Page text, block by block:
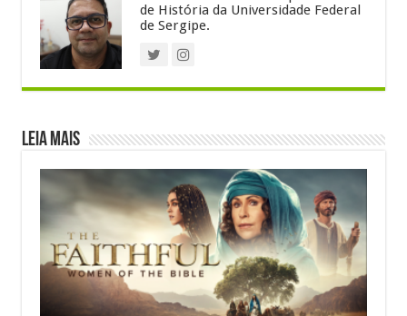
de História da Universidade Federal
de Sergipe.
Leia Mais